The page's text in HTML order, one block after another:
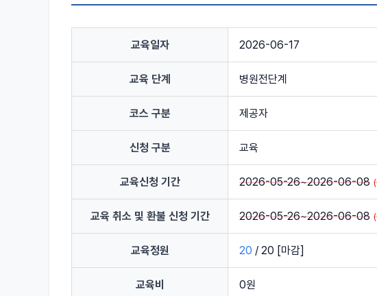
교육일자 2026-06-17
교육 단계 병원전단계
코스 구분 제공자
신청 구분 교육
교육신청 기간 2026-05-26~2026-06-08
교육 취소 및 환불 신청 기간 2026-05-26~2026-06-08
교육정원 20 / 20 [마감]
교육비 0원